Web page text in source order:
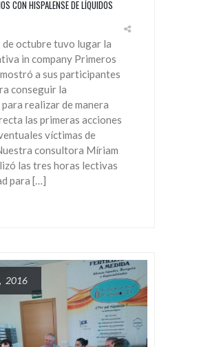
CON HISPALENSE DE LÍQUIDOS
de octubre tuvo lugar la
in company Primeros
a sus participantes
conseguir la
realizar de manera
las primeras acciones
víctimas de
consultora Míriam
las tres horas lectivas
para […]
2016